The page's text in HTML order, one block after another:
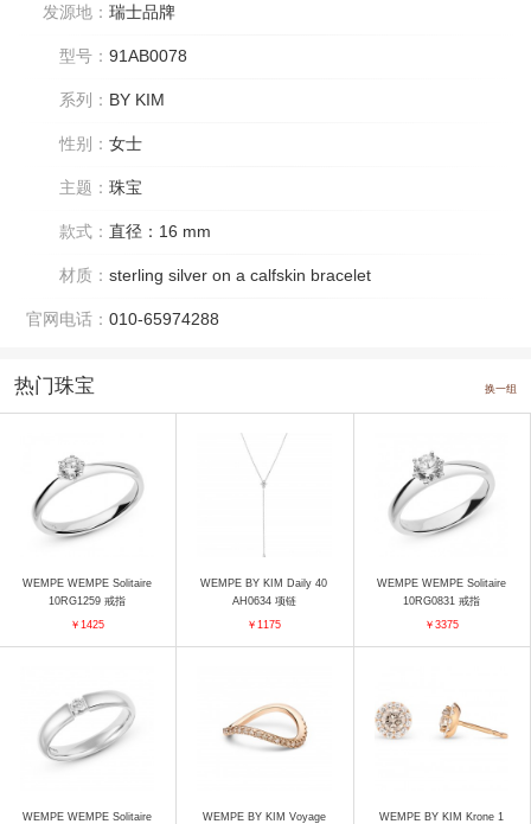
发源地： 瑞士品牌
型号： 91AB0078
系列： BY KIM
性别： 女士
主题： 珠宝
款式： 直径：16 mm
材质： sterling silver on a calfskin bracelet
官网电话： 010-65974288
热门珠宝 换一组
WEMPE WEMPE Solitaire
10RG1259 戒指
￥1425
WEMPE BY KIM Daily 40
AH0634 项链
￥1175
WEMPE WEMPE Solitaire
10RG0831 戒指
￥3375
WEMPE WEMPE Solitaire WEMPE BY KIM Voyage WEMPE BY KIM Krone 1